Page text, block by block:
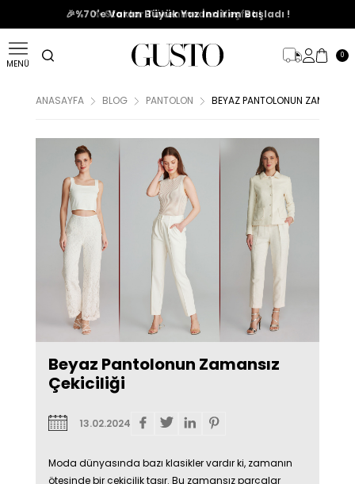
🎉%70'e Varan Büyük Yaz İndirim Başladı !
MENÜ
0
ANASAYFA BLOG PANTOLON BEYAZ PANTOLONUN ZAMANSIZ
Beyaz Pantolonun Zamansız
Çekiciliği
13.02.2024
Moda dünyasında bazı klasikler vardır ki, zamanın
ötesinde bir çekicilik taşır. Bu zamansız parçalar